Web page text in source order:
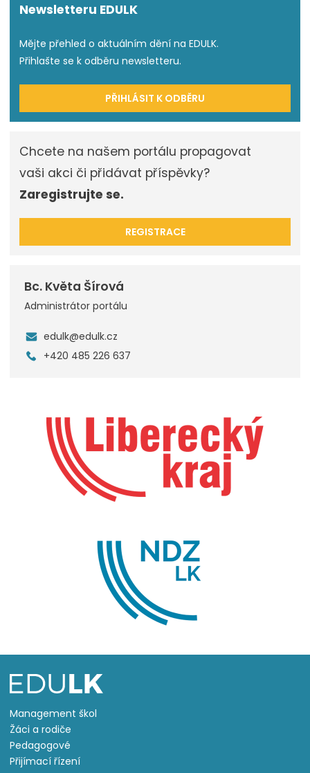
Newsletteru EDULK
Mějte přehled o aktuálním dění na EDULK.
Přihlašte se k odběru newsletteru.
PŘIHLÁSIT K ODBĚRU
Chcete na našem portálu propagovat
vaši akci či přidávat příspěvky?
Zaregistrujte se.
REGISTRACE
Bc. Květa Šírová
Administrátor portálu
edulk@edulk.cz
+420 485 226 637
Management škol
Žáci a rodiče
Pedagogové
Přijímací řízení